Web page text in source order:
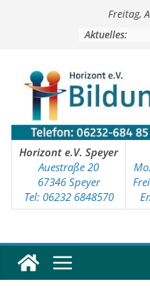
Freitag,
Aktuelles:
Horizont e.V. Speyer
Auestraße 20
67346 Speyer
Tel: 06232 6848570